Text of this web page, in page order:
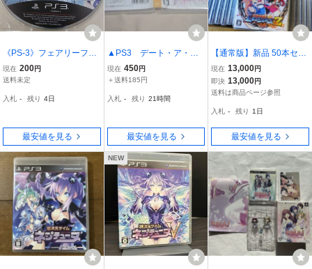
《PS-3》フェアリーフェ
ンサーエフ 中古品
現在 200円
送料未定
入札 - 残り 4日
最安値を見る
▲PS3 デート・ア・ラ
イブ 凛祢ユートピア
現在 450円
＋送料185円
入札 - 残り 21時間
最安値を見る
【通常版】新品 50本セッ
ト 圧倒的遊戯 ムゲンソウ
ルズZ 景品 せどり 大量 P
S3 プレステ3 交換ケース
品
現在 13,000円
即決 13,000円
送料は商品ページ参照
入札 - 残り 1日
最安値を見る
NEW